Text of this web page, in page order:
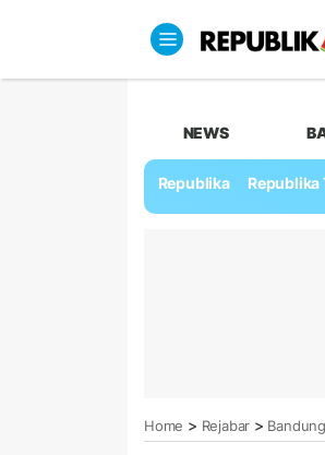
NEWS
Republika Republika
Home > Rejabar >